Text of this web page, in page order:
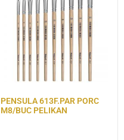
PENSULA 613F.PAR PORC
M8/BUC PELIKAN